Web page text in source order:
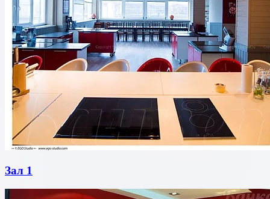
Зал 1